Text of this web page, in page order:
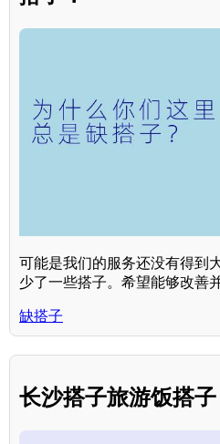
可能是我们的服务还没有得到
少了一些搭子。希望能够改善
缺搭子
长沙搭子旅游饭搭子